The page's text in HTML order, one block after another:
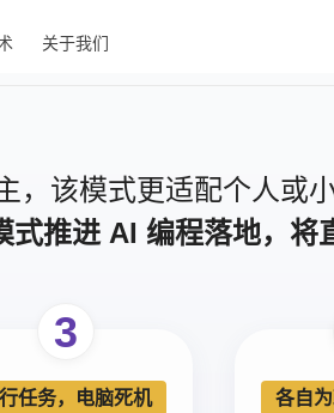
关于我们
该模式更适配个人或
推进 AI 编程落地，将
3
任务，电脑死机 各自